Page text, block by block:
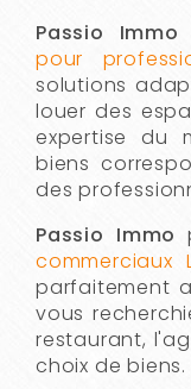
Passio Immo
pour
solutions
louer des
expertise du
biens
des
Passio Immo
commerciaux
parfaitement
vous
restaurant,
choix de biens.